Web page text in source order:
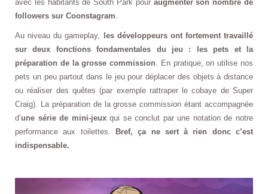
avec les habitants de South Park pour augmenter son nombre de
followers sur Coonstagram.
Au niveau du gameplay,
les développeurs ont fortement travaillé
sur deux fonctions fondamentales du jeu : les pets et la
préparation de la grosse commission. En pratique, on utilise nos
pets un peu partout dans le jeu pour déplacer des objets à distance
ou réaliser des quêtes (par exemple rattraper le cobaye de Super
Craig). La préparation de la grosse commission étant accompagnée
d’une série de mini-jeuxqui se conclut par une notation de notre
performance aux toilettes.
Bref, ça ne sert à rien donc c’est
indispensable.